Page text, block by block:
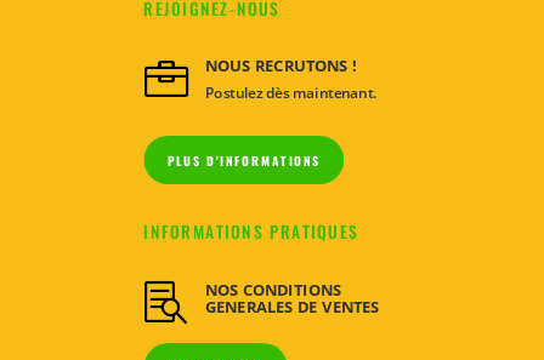
REJOIGNEZ-NOUS
 NOUS RECRUTONS !
Postulez dès maintenant.
PLUS D'INFORMATIONS
INFORMATIONS PRATIQUES
 NOS CONDITIONS
GENERALES DE VENTES